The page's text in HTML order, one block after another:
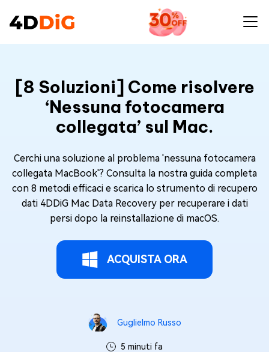
[8 Soluzioni] Come risolvere
‘Nessuna fotocamera
collegata’ sul Mac.
Cerchi una soluzione al problema 'nessuna fotocamera
collegata MacBook'? Consulta la nostra guida completa
con 8 metodi efficaci e scarica lo strumento di recupero
dati 4DDiG Mac Data Recovery per recuperare i dati
persi dopo la reinstallazione di macOS.
ACQUISTA ORA
Guglielmo Russo
5 minuti fa